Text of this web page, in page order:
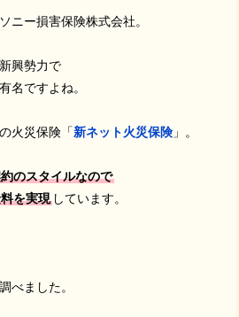
ニー損害保険株式会社。
興勢力で
名ですよね。
火災保険「新ネット火災保険」。
のスタイルなので
を実現しています。
べました。